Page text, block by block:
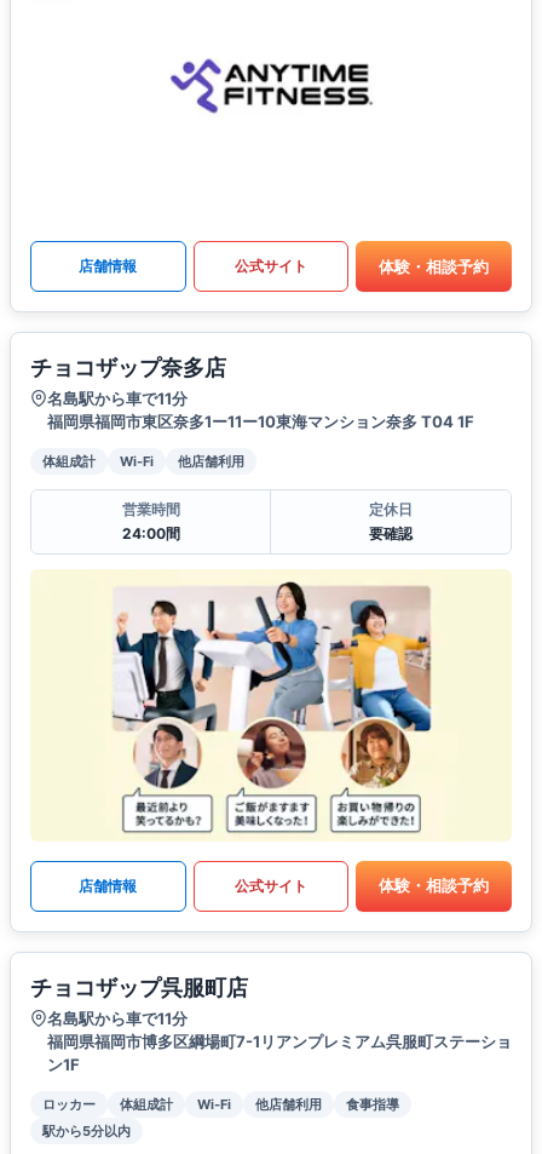
店舗情報 公式サイト 体験・相談予約
チョコザップ奈多店
名島駅から車で11分
福岡県福岡市東区奈多1ー11ー10東海マンション奈多 T04 1F
体組成計 Wi-Fi 他店舗利用
営業時間
24:00間
定休日
要確認
店舗情報 公式サイト 体験・相談予約
チョコザップ呉服町店
名島駅から車で11分
福岡県福岡市博多区綱場町7-1リアンプレミアム呉服町ステーショ
ン1F
ロッカー 体組成計 Wi-Fi 他店舗利用
食事指導
駅から5分以内